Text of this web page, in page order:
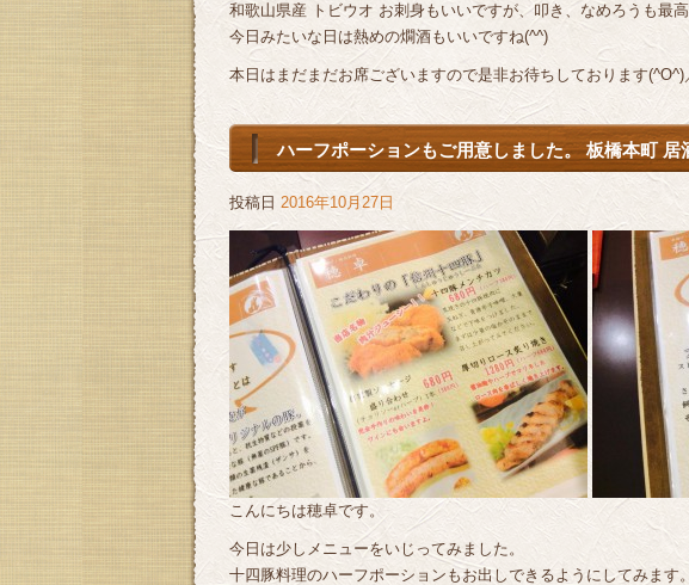
和歌山県産 トビウオ お刺身もいいですが、叩き、なめろうも最高
今日みたいな日は熱めの燗酒もいいですね(^^)
本日はまだまだお席ございますので是非お待ちしております
ハーフポーションもご用意しました。 板橋本町 居
投稿日 2016年10月27日
こんにちは穂卓です。
今日は少しメニューをいじってみました。
十四豚料理のハーフポーションもお出しできるようにしてみます。